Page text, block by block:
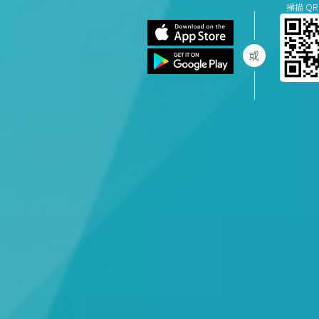
掃描